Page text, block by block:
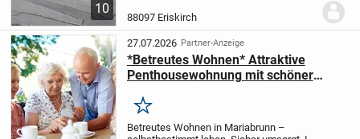
10
in Eriskirch.Das ursprüngliche Baujahr
des Hauses ist nicht aktenkundig.
Seitens...
88097 Eriskirch
27.07.2026 Partner-Anzeige
*Betreutes Wohnen* Attraktive
Penthousewohnung mit schöner
Merken
Betreutes Wohnen in Mariabrunn –